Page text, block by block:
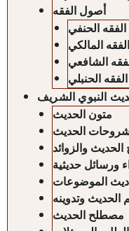
أصول الفقه
الحنفي
المالكي
الشافعي
الحنبلي
النبوي الشريف
متون الحديث
الحديث
الحديث والزوائد
ورسائل حديثية
الموضوعات
الحديث وتدوينه
مصطلح الحديث